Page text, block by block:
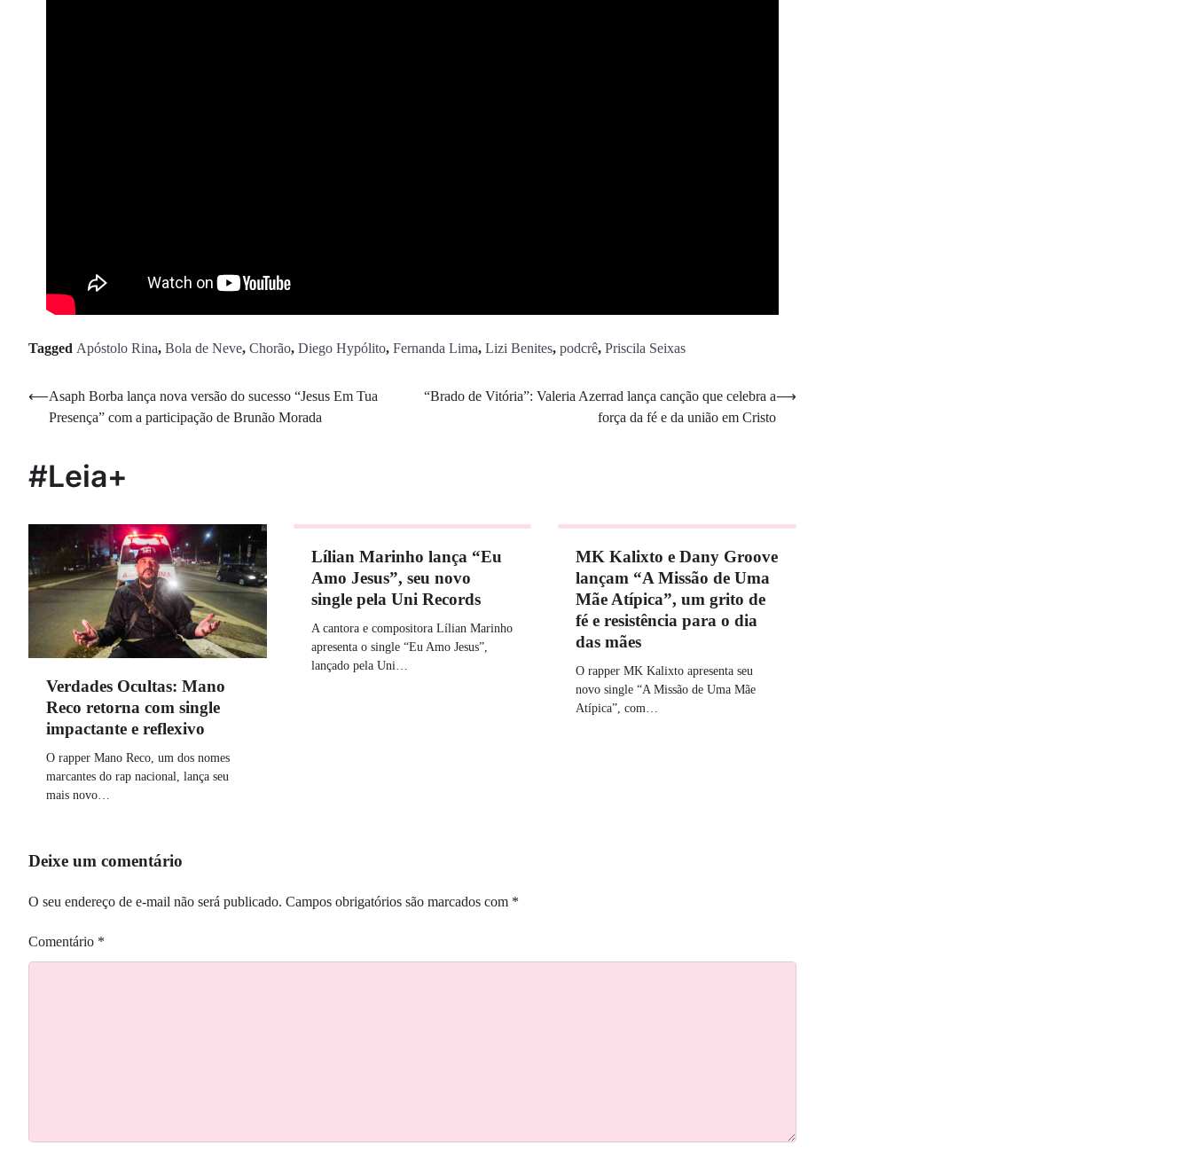
Tagged Apóstolo Rina, Bola de Neve, Chorão, Diego Hypólito, Fernanda Lima, Lizi Benites, podcrê, Priscila Seixas
Navegação
⟵Asaph Borba lança nova versão do sucesso “Jesus Em Tua
Presença” com a participação de Brunão Morada
“Brado de Vitória”: Valeria Azerrad lança canção que celebra a
força da fé e da união em Cristo
⟶
#Leia+
Verdades Ocultas: Mano
Reco retorna com single
impactante e reflexivo
O rapper Mano Reco, um dos nomes
marcantes do rap nacional, lança seu
mais novo…
Lílian Marinho lança “Eu
Amo Jesus”, seu novo
single pela Uni Records
A cantora e compositora Lílian Marinho
apresenta o single “Eu Amo Jesus”,
lançado pela Uni…
MK Kalixto e Dany Groove
lançam “A Missão de Uma
Mãe Atípica”, um grito de
fé e resistência para o dia
das mães
O rapper MK Kalixto apresenta seu
novo single “A Missão de Uma Mãe
Atípica”, com…
Deixe um comentário
O seu endereço de e-mail não será publicado. Campos obrigatórios são marcados com *
Comentário *